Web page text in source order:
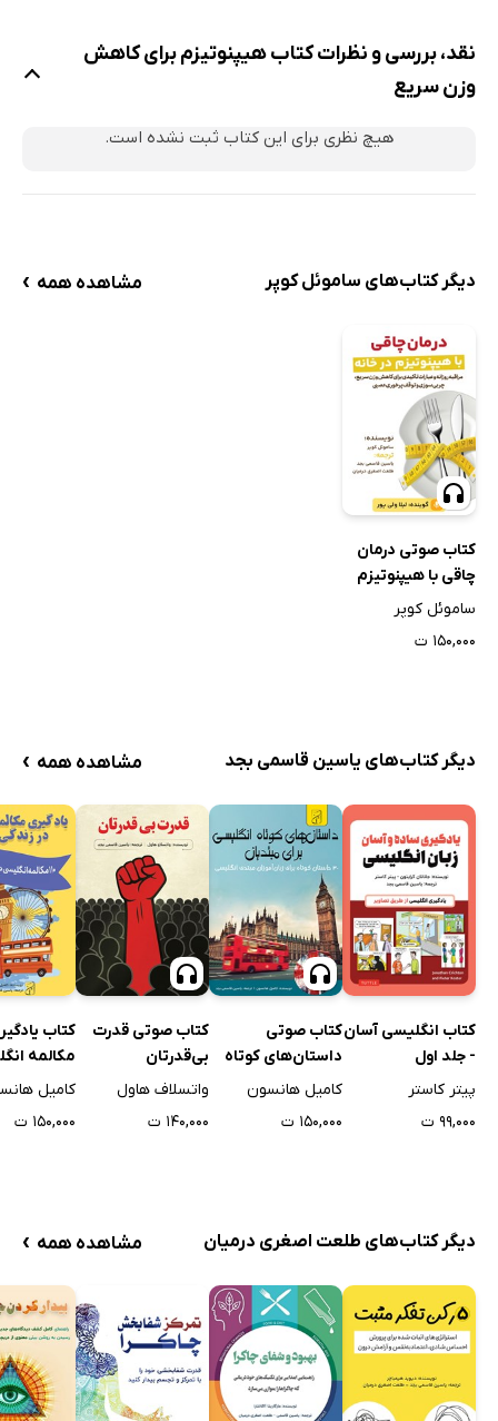
نتیجه‌گیری
نقد، بررسی و نظرات کتاب هیپنوتیزم برای کاهش
وزن سریع
هیچ نظری برای این کتاب ثبت نشده است.
دیگر کتاب‌های ساموئل کوپر مشاهده همه ›
کتاب صوتی درمان
چاقی با هیپنوتیزم
در خانه
ساموئل کوپر
۱۵۰,۰۰۰ ت
دیگر کتاب‌های یاسین قاسمی بجد مشاهده همه ›
کتاب انگلیسی آسان
- جلد اول
پیتر کاستر
۹۹,۰۰۰ ت
کتاب صوتی
داستان‌های کوتاه
انگلیسی برای
کامیل هانسون
۱۵۰,۰۰۰ ت
کتاب صوتی قدرت
بی‌قدرتان
واتسلاف هاول
۱۴۰,۰۰۰ ت
کتاب
مکالمه
زندگی
کامیل
۱۵۰,۰۰۰ ت
دیگر کتاب‌های طلعت اصغری درمیان مشاهده همه ›